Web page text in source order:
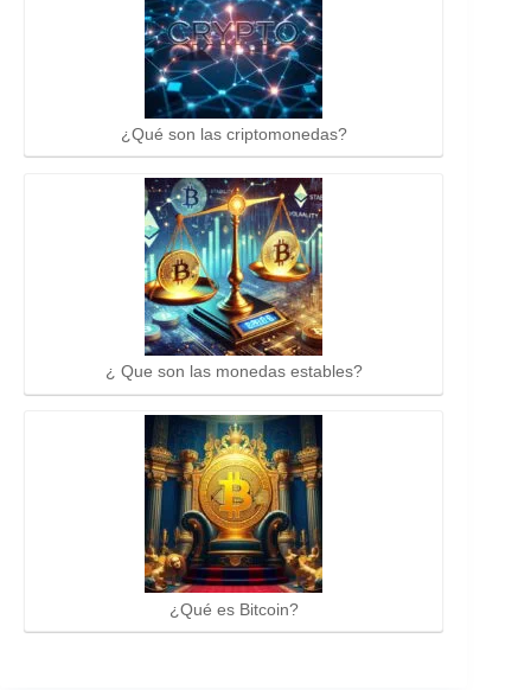
¿Qué son las criptomonedas?
¿ Que son las monedas estables?
¿Qué es Bitcoin?